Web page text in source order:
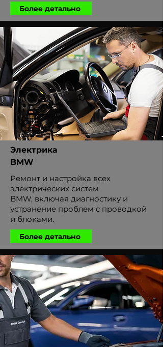
Более детально
Электрика
BMW
Ремонт и настройка всех
электрических систем
BMW, включая диагностику и
устранение проблем с проводкой
и блоками.
Более детально